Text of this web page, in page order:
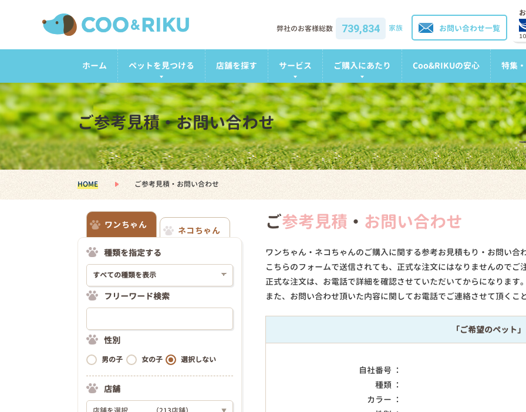
お問い合わせ一覧
弊社のお客様総数 739,834 家族
ホーム ペットを見つける 店舗を探す サービス ご購入にあたり Coo&RIKUの安心 特集
ご参考見積・お問い合わせ
HOME ご参考見積・お問い合わせ
ご参考見積 ・ お問い合わせ
ワンちゃん・ネコちゃんのご購入に関する参考お見積もり・お問い合
こちらのフォームで送信されても、正式な注文にはなりませんのでご
正式な注文は、お電話で詳細を確認させていただいてからになります
また、お問い合わせ頂いた内容に関してお電話でご連絡させて頂く
「ご希望のペット」
自社番号 ：
種類 ：
カラー ：
ワンちゃん
ネコちゃん
種類を指定する
フリーワード検索
性別
男の子 女の子 選択しない
店舗